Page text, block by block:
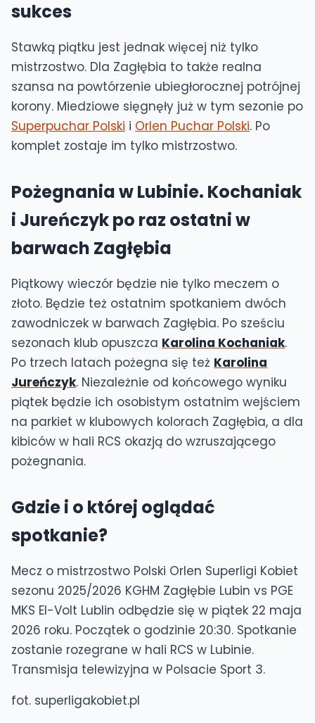
sukces
Stawką piątku jest jednak więcej niż tylko
mistrzostwo. Dla Zagłębia to także realna
szansa na powtórzenie ubiegłorocznej potrójnej
korony. Miedziowe sięgnęły już w tym sezonie po
Superpuchar Polski i Orlen Puchar Polski. Po
komplet zostaje im tylko mistrzostwo.
Pożegnania w Lubinie. Kochaniak
i Jureńczyk po raz ostatni w
barwach Zagłębia
Piątkowy wieczór będzie nie tylko meczem o
złoto. Będzie też ostatnim spotkaniem dwóch
zawodniczek w barwach Zagłębia. Po sześciu
sezonach klub opuszcza Karolina Kochaniak.
Po trzech latach pożegna się też Karolina
Jureńczyk. Niezależnie od końcowego wyniku
piątek będzie ich osobistym ostatnim wejściem
na parkiet w klubowych kolorach Zagłębia, a dla
kibiców w hali RCS okazją do wzruszającego
pożegnania.
Gdzie i o której oglądać
spotkanie?
Mecz o mistrzostwo Polski Orlen Superligi Kobiet
sezonu 2025/2026 KGHM Zagłębie Lubin vs PGE
MKS El-Volt Lublin odbędzie się w piątek 22 maja
2026 roku. Początek o godzinie 20:30. Spotkanie
zostanie rozegrane w hali RCS w Lubinie.
Transmisja telewizyjna w Polsacie Sport 3.
fot. superligakobiet.pl